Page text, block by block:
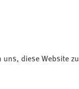
diese Website zu